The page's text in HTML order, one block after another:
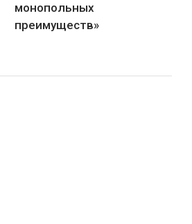
монопольных
преимуществ»